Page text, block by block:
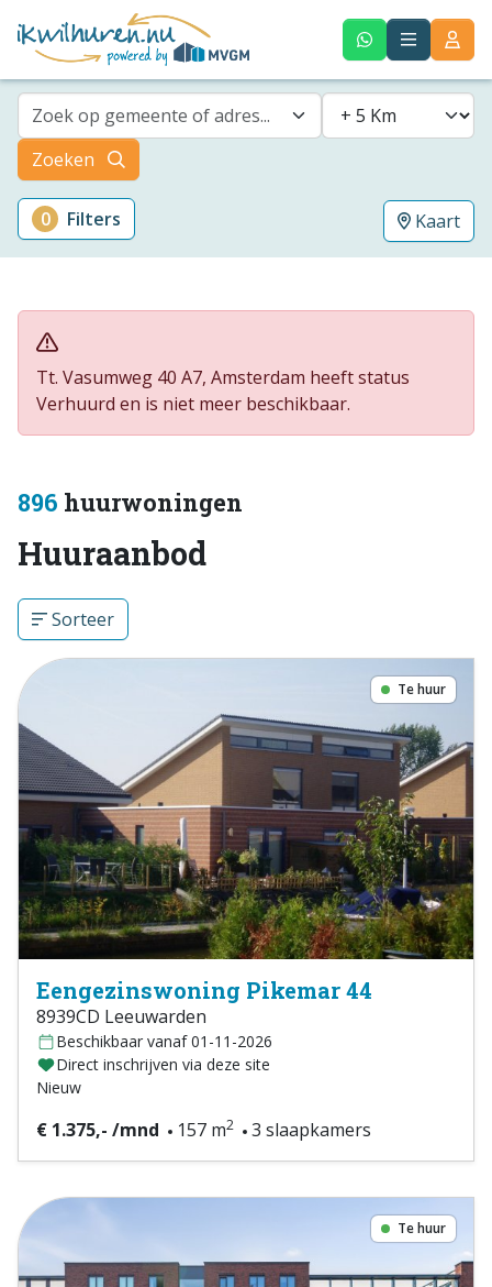
Zoek op gemeente of adres...
Zoeken
0 Filters Kaart
Tt. Vasumweg 40 A7, Amsterdam heeft status
Verhuurd en is niet meer beschikbaar.
896 huurwoningen
Huuraanbod
Sorteer
Te huur
Eengezinswoning Pikemar 44
8939CD Leeuwarden
Beschikbaar vanaf 01-11-2026
Direct inschrijven via deze site
Nieuw
€ 1.375,- /mnd 157 m2 3 slaapkamers
Te huur